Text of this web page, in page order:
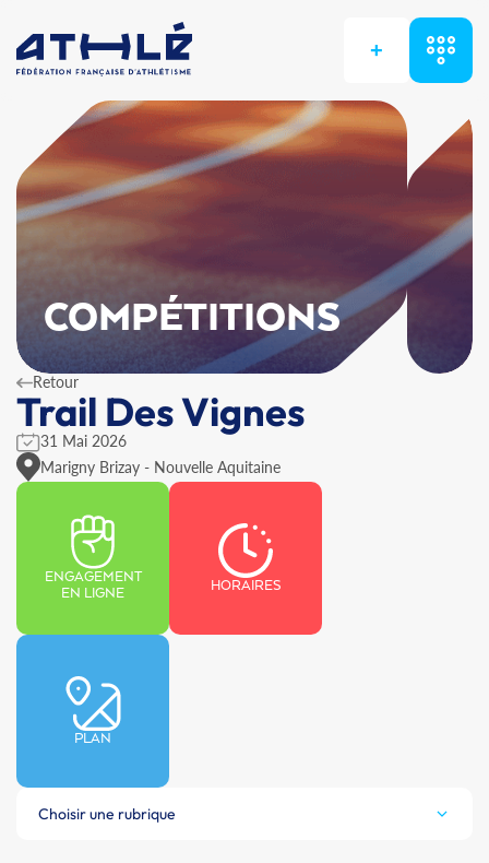
+
COMPÉTITIONS
Retour
Trail Des Vignes
31 Mai 2026
Marigny Brizay - Nouvelle Aquitaine
ENGAGEMENT
EN LIGNE
HORAIRES
PLAN
Choisir une rubrique